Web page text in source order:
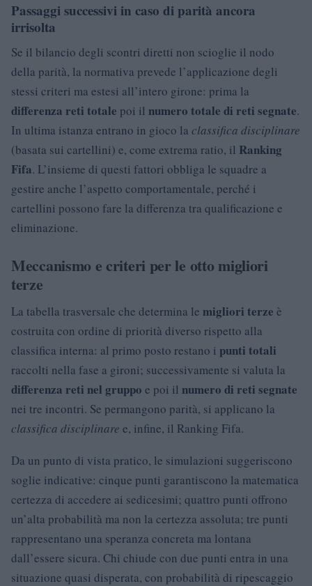
Passaggi successivi in caso di parità ancora
irrisolta
Se il bilancio degli scontri diretti non scioglie il nodo
della parità, la normativa prevede l’applicazione degli
stessi criteri ma estesi all’intero girone: prima la
differenza reti totale poi il numero totale di reti segnate.
In ultima istanza entrano in gioco la classifica disciplinare
(basata sui cartellini) e, come extrema ratio, il Ranking
Fifa. L’insieme di questi fattori obbliga le squadre a
gestire anche l’aspetto comportamentale, perché i
cartellini possono fare la differenza tra qualificazione e
eliminazione.
Meccanismo e criteri per le otto migliori
terze
La tabella trasversale che determina le migliori terze è
costruita con ordine di priorità diverso rispetto alla
classifica interna: al primo posto restano i punti totali
raccolti nella fase a gironi; successivamente si valuta la
differenza reti nel gruppo e poi il numero di reti segnate
nei tre incontri. Se permangono parità, si applicano la
classifica disciplinare e, infine, il Ranking Fifa.
Da un punto di vista pratico, le simulazioni suggeriscono
soglie indicative: cinque punti garantiscono la matematica
certezza di accedere ai sedicesimi; quattro punti offrono
un’alta probabilità ma non la certezza assoluta; tre punti
rappresentano una speranza concreta ma lontana
dall’essere sicura. Chi chiude con due punti entra in una
situazione quasi disperata, con probabilità di ripescaggio